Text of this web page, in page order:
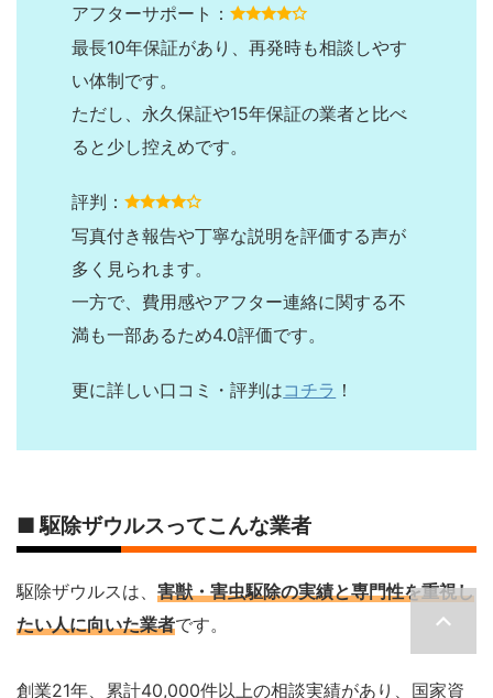
アフターサポート：
最長10年保証があり、再発時も相談しやす
い体制です。
ただし、永久保証や15年保証の業者と比べ
ると少し控えめです。
評判：
写真付き報告や丁寧な説明を評価する声が
多く見られます。
一方で、費用感やアフター連絡に関する不
満も一部あるため4.0評価です。
更に詳しい口コミ・評判はコチラ ！
■ 駆除ザウルスってこんな業者
駆除ザウルスは、 害獣・害虫駆除の実績と専門性を重視し
たい人に向いた業者です。
創業21年、累計40,000件以上の相談実績があり、国家資